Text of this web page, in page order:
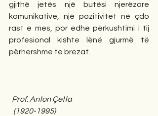
gjithë jetës një butësi njerëzore
komunikative, një pozitivitet në çdo
rast e mes, por edhe përkushtimi i tij
profesional kishte lënë gjurmë të
përhershme te brezat.
Prof. Anton Çetta
(1920-1995)